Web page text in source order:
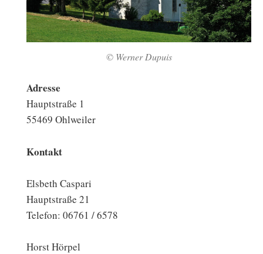
© Werner Dupuis
Adresse
Hauptstraße 1
55469 Ohlweiler
Kontakt
Elsbeth Caspari
Hauptstraße 21
Telefon: 06761 / 6578
Horst Hörpel